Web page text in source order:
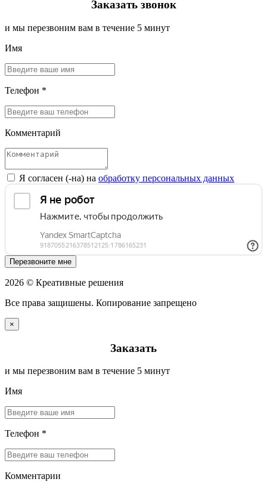
Заказать звонок
и мы перезвоним вам в течение 5 минут
Имя
Телефон *
Комментарий
Я согласен (-на) на обработку персональных данных
Перезвоните мне
2026 © Креативные решения
Все права защишены. Копирование запрещено
×
Заказать
и мы перезвоним вам в течение 5 минут
Имя
Телефон *
Комментарии